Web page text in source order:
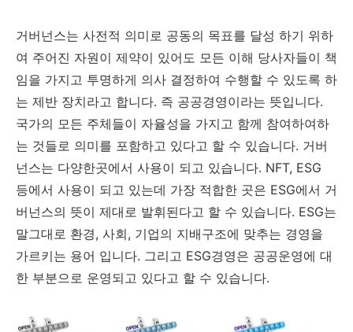
거버넌스는 사전적 의미로 공동의 목표를 달성 하기 위하
여 주어진 자원이 제약이 있어도 모든 이해 당사자들이 책
임을 가지고 투명하게 의사 결정하여 수행할 수 있도록 하
는 제반 장치라고 합니다. 즉 공공경영이라는 뜻입니다.
국가의 모든 주체들이 자율성을 가지고 함께 참여하여하
는 것들로 의미를 포함하고 있다고 할 수 있습니다. 거버
넌스는 다양한곳에서 사용이 되고 있습니다. NFT, ESG
등에서 사용이 되고 있는데 가장 적합한 곳은 ESG에서 거
버넌스의 뜻이 제대로 발휘된다고 할 수 있습니다. ESG는
말그대로 환경, 사회, 기업의 지배구조에 맞추는 경영을
가르키는 용어 입니다. 그리고 ESG경영은 공공운영에 대
한 부분으로 운영되고 있다고 할 수 있습니다.